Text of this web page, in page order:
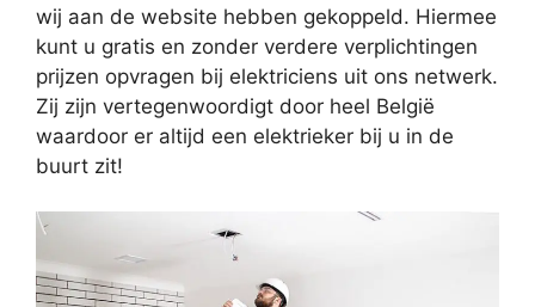
wij aan de website hebben gekoppeld. Hiermee
kunt u gratis en zonder verdere verplichtingen
prijzen opvragen bij elektriciens uit ons netwerk.
Zij zijn vertegenwoordigt door heel België
waardoor er altijd een elektrieker bij u in de
buurt zit!